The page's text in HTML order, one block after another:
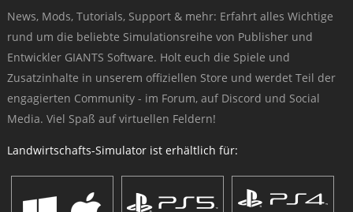
News, Mods, Tutorials, Support & mehr: Erfahrt alles Wichtige
rund um die beliebte Simulationsreihe von Publisher und
Entwickler GIANTS Software. Holt euch die Spiele und
Zusatzinhalte in unserem offiziellen Store und werdet Teil der
engagierten Community - im Forum, auf Discord und Social
Media. Viel Spaß auf virtuellen Feldern!
Landwirtschafts-Simulator ist erhältlich für: